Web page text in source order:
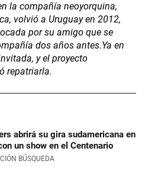
la compañía neoyorquina,
volvió a Uruguay en 2012,
por su amigo que se
dos años antes.Ya en
y el proyecto
repatriarla.
abrirá su gira sudamericana en
un show en el Centenario
BÚSQUEDA